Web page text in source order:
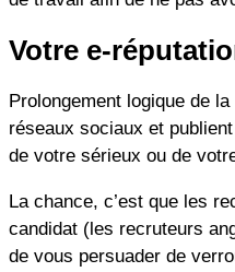
Votre e-
Prolongement logique de
réseaux sociaux et
de votre sérieux ou de
La chance, c’est que les
candidat (les recruteurs
de vous persuader de